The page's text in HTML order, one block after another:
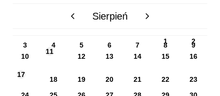
poprzedni miesiącSierpień następny miesiąc
1 2
3 4 5 6 7 8
9
10
11
12 13 14 15 16
17
18 19 20 21 22 23